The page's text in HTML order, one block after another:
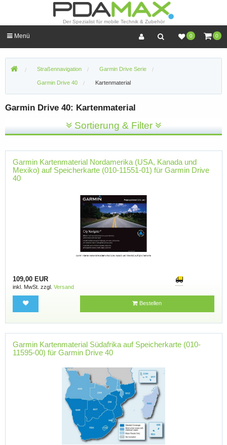
Der Spezialist für mobile Technik & Zubehör
0 0
Menü
Straßennavigation Garmin Drive Serie
Garmin Drive 40 Kartenmaterial
Garmin Drive 40: Kartenmaterial
Sortierung & Filter
Garmin Kartenmaterial Nordamerika (USA, Kanada und
Mexiko) auf Speicherkarte (010-11551-01) für Garmin Drive
40
109,00 EUR
inkl. MwSt. zzgl. Versand
Bestellen
Garmin Kartenmaterial Südafrika auf Speicherkarte (010-
11595-00) für Garmin Drive 40